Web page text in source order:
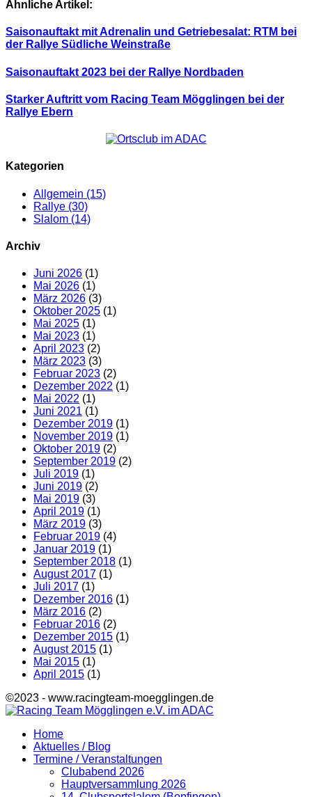
Ähnliche Artikel:
Saisonauftakt mit Adrenalin und Getriebesalat: RTM bei
der Rallye Südliche Weinstraße
Saisonauftakt 2023 bei der Rallye Nordbaden
Starker Auftritt vom Racing Team Mögglingen bei der
Rallye Ebern
Kategorien
Allgemein (15)
Rallye (30)
Slalom (14)
Archiv
Juni 2026 (1)
Mai 2026 (1)
März 2026 (3)
Oktober 2025 (1)
Mai 2025 (1)
Mai 2023 (1)
April 2023 (2)
März 2023 (3)
Februar 2023 (2)
Dezember 2022 (1)
Mai 2022 (1)
Juni 2021 (1)
Dezember 2019 (1)
November 2019 (1)
Oktober 2019 (2)
September 2019 (2)
Juli 2019 (1)
Juni 2019 (2)
Mai 2019 (3)
April 2019 (1)
März 2019 (3)
Februar 2019 (4)
Januar 2019 (1)
September 2018 (1)
August 2017 (1)
Juli 2017 (1)
Dezember 2016 (1)
März 2016 (2)
Februar 2016 (2)
Dezember 2015 (1)
August 2015 (1)
Mai 2015 (1)
April 2015 (1)
©2023 - www.racingteam-moegglingen.de
Home
Aktuelles / Blog
Termine / Veranstaltungen
Clubabend 2026
Hauptversammlung 2026